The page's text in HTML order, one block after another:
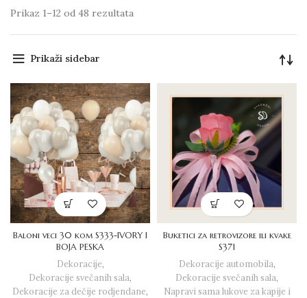
Prikaz 1–12 od 48 rezultata
Prikaži sidebar
Baloni veci 30 kom S333-IVORY I
BOJA PESKA
Dekoracije,
Dekoracije svečanih sala,
Dekoracije za dečije rodjendane,
Buketici za retrovizore ili kvake
S371
Dekoracije automobila,
Dekoracije svečanih sala,
Napravi sama lukove za kapije i